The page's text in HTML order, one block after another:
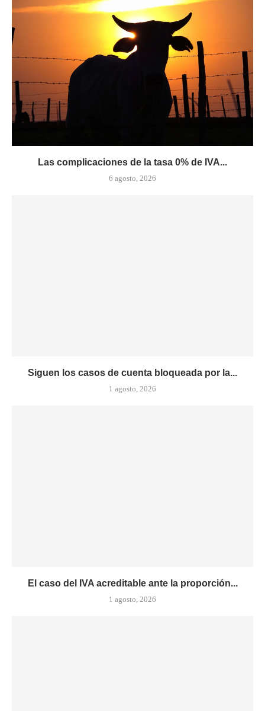
Las complicaciones de la tasa 0% de IVA...
6 agosto, 2026
Siguen los casos de cuenta bloqueada por la...
1 agosto, 2026
El caso del IVA acreditable ante la proporción...
1 agosto, 2026